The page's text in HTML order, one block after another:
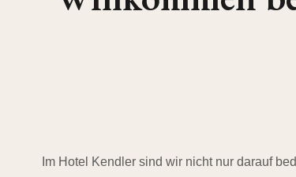
Im Hotel Kendler sind wir nicht nur darauf